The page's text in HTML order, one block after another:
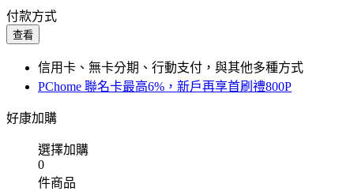
付款方式
查看
信用卡、無卡分期、行動支付，與其他多種方式
PChome 聯名卡最高6%，新戶再享首刷禮800P
好康加購
選擇加購
0
件商品